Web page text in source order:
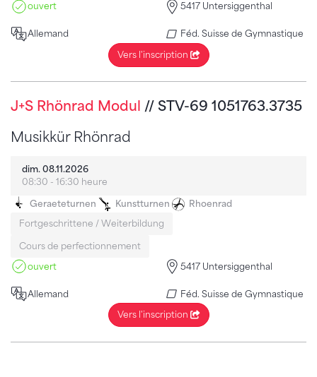
ouvert
5417 Untersiggenthal
Allemand
Féd. Suisse de Gymnastique
Vers l'inscription
J+S Rhönrad Modul // STV-69 1051763.3735
Musikkür Rhönrad
dim. 08.11.2026
08:30 - 16:30 heure
Geraeteturnen Kunstturnen
Rhoenrad
Fortgeschrittene / Weiterbildung
Cours de perfectionnement
ouvert
5417 Untersiggenthal
Allemand
Féd. Suisse de Gymnastique
Vers l'inscription